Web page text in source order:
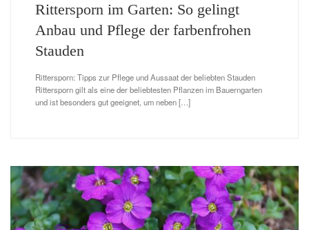
Rittersporn im Garten: So gelingt
Anbau und Pflege der farbenfrohen
Stauden
Rittersporn: Tipps zur Pflege und Aussaat der beliebten Stauden
Rittersporn gilt als eine der beliebtesten Pflanzen im Bauerngarten
und ist besonders gut geeignet, um neben […]